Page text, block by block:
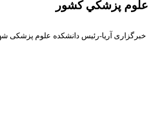
علوم پزشکي کشور